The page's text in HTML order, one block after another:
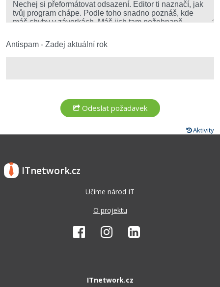
Fórum
Kybernetická bezpečnost
Antispam - Zadej aktuální rok
Aktivity
ITnetwork.cz
Učíme národ IT
O projektu
ITnetwork.cz